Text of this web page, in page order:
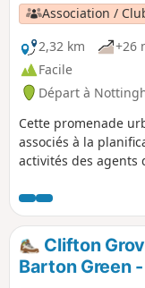
Association /
2,32 km
+26
Facile
Départ à
Cette promenade
associés à la
activités des agents
soulèvement et à
de la promenade n°
Revolution Walks.
Clifton
Barton Green